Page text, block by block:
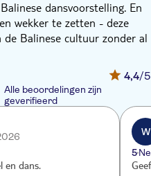
dansvoorstelling. En
wekker te zetten - deze
Balinese cultuur zonder al
Uluwatu. De iconische
de zee, in het uiterste
ligging maakt het de
zien gaan, terwijl je naar
waarbij ook veel
zang, bewerkte
4,4/5
Alle beoordelingen zijn
geverifieerd
en dans.
W
5